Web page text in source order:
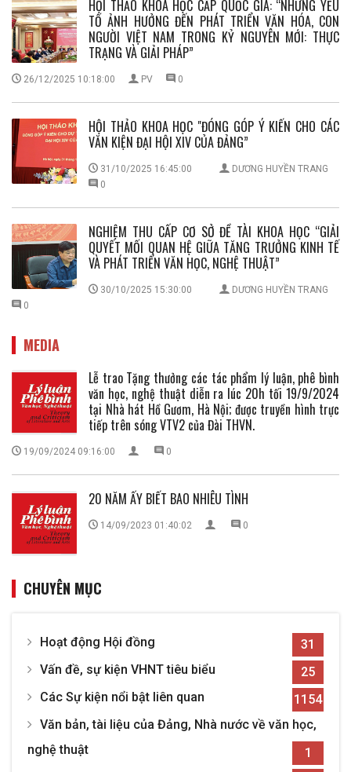
HỘI THẢO KHOA HỌC CẤP QUỐC GIA: “NHỮNG YẾU
TỐ ẢNH HƯỞNG ĐẾN PHÁT TRIỂN VĂN HÓA, CON
NGƯỜI VIỆT NAM TRONG KỶ NGUYÊN MỚI: THỰC
TRẠNG VÀ GIẢI PHÁP”
26/12/2025 10:18:00 PV 0
HỘI THẢO KHOA HỌC "ĐÓNG GÓP Ý KIẾN CHO CÁC
VĂN KIỆN ĐẠI HỘI XIV CỦA ĐẢNG”
31/10/2025 16:45:00
DƯƠNG HUYỀN TRANG
0
NGHIỆM THU CẤP CƠ SỞ ĐỀ TÀI KHOA HỌC “GIẢI
QUYẾT MỐI QUAN HỆ GIỮA TĂNG TRƯỞNG KINH TẾ
VÀ PHÁT TRIỂN VĂN HỌC, NGHỆ THUẬT”
30/10/2025 15:30:00
DƯƠNG HUYỀN TRANG
0
MEDIA
Lễ trao Tặng thưởng các tác phẩm lý luận, phê bình
văn học, nghệ thuật diễn ra lúc 20h tối 19/9/2024
tại Nhà hát Hồ Gươm, Hà Nội; được truyền hình trực
tiếp trên sóng VTV2 của Đài THVN.
19/09/2024 09:16:00 0
20 NĂM ẤY BIẾT BAO NHIÊU TÌNH
14/09/2023 01:40:02 0
CHUYÊN MỤC
Hoạt động Hội đồng
31
Vấn đề, sự kiện VHNT tiêu biểu
25
Các Sự kiện nổi bật liên quan
1154
Văn bản, tài liệu của Đảng, Nhà nước về văn học,
nghệ thuật
1